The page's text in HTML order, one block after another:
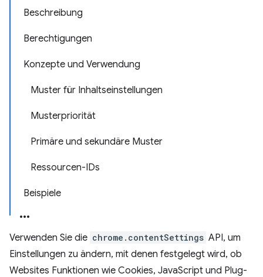
Beschreibung
Berechtigungen
Konzepte und Verwendung
Muster für Inhaltseinstellungen
Musterpriorität
Primäre und sekundäre Muster
Ressourcen-IDs
Beispiele
Verwenden Sie die chrome.contentSettings API, um
Einstellungen zu ändern, mit denen festgelegt wird, ob
Websites Funktionen wie Cookies, JavaScript und Plug-